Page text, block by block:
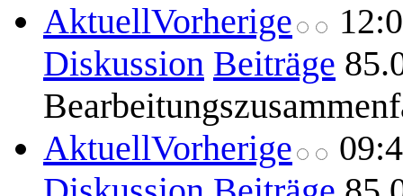
AktuellVorherige
Diskussion Beiträge
AktuellVorherige